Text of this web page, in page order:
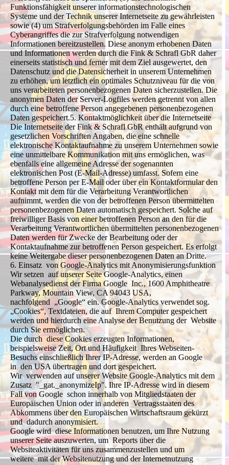
Funktionsfähigkeit unserer informationstechnologischen
Systeme und der Technik unserer Internetseite zu gewährleisten
sowie (4) um Strafverfolgungsbehörden im Falle eines
Cyberangriffes die zur Strafverfolgung notwendigen
Informationen bereitzustellen. Diese anonym erhobenen Daten
und Informationen werden durch die Fink & Schrafl GbR daher
einerseits statistisch und ferner mit dem Ziel ausgewertet, den
Datenschutz und die Datensicherheit in unserem Unternehmen
zu erhöhen, um letztlich ein optimales Schutzniveau für die von
uns verarbeiteten personenbezogenen Daten sicherzustellen. Die
anonymen Daten der Server-Logfiles werden getrennt von allen
durch eine betroffene Person angegebenen personenbezogenen
Daten gespeichert.5. Kontaktmöglichkeit über die Internetseite
Die Internetseite der Fink & Schrafl GbR enthält aufgrund von
gesetzlichen Vorschriften Angaben, die eine schnelle
elektronische Kontaktaufnahme zu unserem Unternehmen sowie
eine unmittelbare Kommunikation mit uns ermöglichen, was
ebenfalls eine allgemeine Adresse der sogenannten
elektronischen Post (E-Mail-Adresse) umfasst. Sofern eine
betroffene Person per E-Mail oder über ein Kontaktformular den
Kontakt mit dem für die Verarbeitung Verantwortlichen
aufnimmt, werden die von der betroffenen Person übermittelten
personenbezogenen Daten automatisch gespeichert. Solche auf
freiwilliger Basis von einer betroffenen Person an den für die
Verarbeitung Verantwortlichen übermittelten personenbezogenen
Daten werden für Zwecke der Bearbeitung oder der
Kontaktaufnahme zur betroffenen Person gespeichert. Es erfolgt
keine Weitergabe dieser personenbezogenen Daten an Dritte.
6. Einsatz von Google-Analytics mit Anonymisierungsfunktion
Wir setzen auf unserer Seite Google-Analytics, einen
Webanalysedienst der Firma Google Inc., 1600 Amphitheatre
Parkway, Mountain View, CA 94043 USA,
nachfolgend „Google“ ein. Google-Analytics verwendet sog.
„Cookies“, Textdateien, die auf Ihrem Computer gespeichert
werden und hierdurch eine Analyse der Benutzung der Website
durch Sie ermöglichen.
Die durch diese Cookies erzeugten Informationen,
beispielsweise Zeit, Ort und Häufigkeit Ihres Webseiten-
Besuchs einschließlich Ihrer IP-Adresse, werden an Google
in den USA übertragen und dort gespeichert.
Wir verwenden auf unserer Website Google-Analytics mit dem
Zusatz "_gat._anonymizeIp". Ihre IP-Adresse wird in diesem
Fall von Google schon innerhalb von Mitgliedstaaten der
Europäischen Union oder in anderen Vertragsstaaten des
Abkommens über den Europäischen Wirtschaftsraum gekürzt
und dadurch anonymisiert.
Google wird diese Informationen benutzen, um Ihre Nutzung
unserer Seite auszuwerten, um Reports über die
Websiteaktivitäten für uns zusammenzustellen und um
weitere mit der Websitenutzung und der Internetnutzung